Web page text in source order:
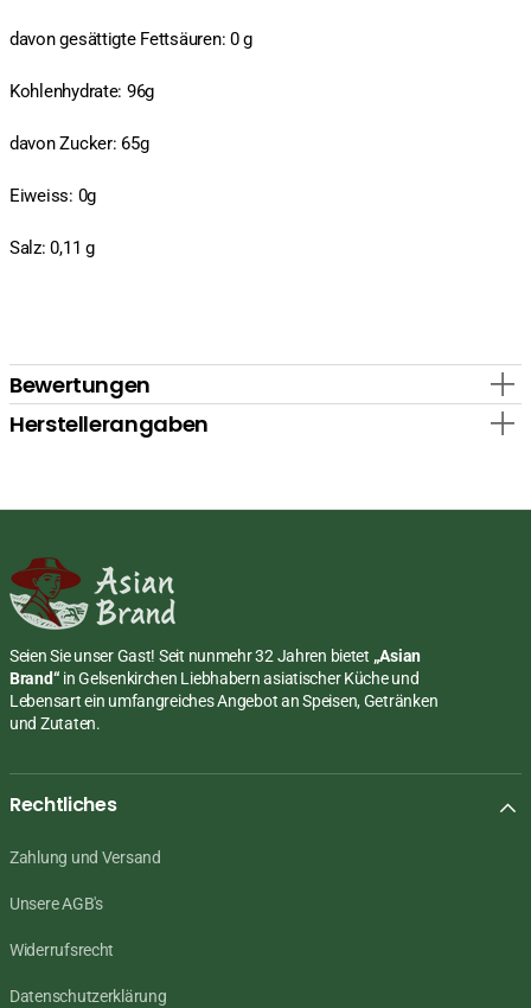
davon gesättigte Fettsäuren: 0 g
Kohlenhydrate: 96g
davon Zucker: 65g
Eiweiss: 0g
Salz: 0,11 g
Bewertungen
Herstellerangaben
Seien Sie unser Gast! Seit nunmehr 32 Jahren bietet „Asian
Brand“ in Gelsenkirchen Liebhabern asiatischer Küche und
Lebensart ein umfangreiches Angebot an Speisen, Getränken
und Zutaten.
Rechtliches
Zahlung und Versand
Unsere AGB's
Widerrufsrecht
Datenschutzerklärung